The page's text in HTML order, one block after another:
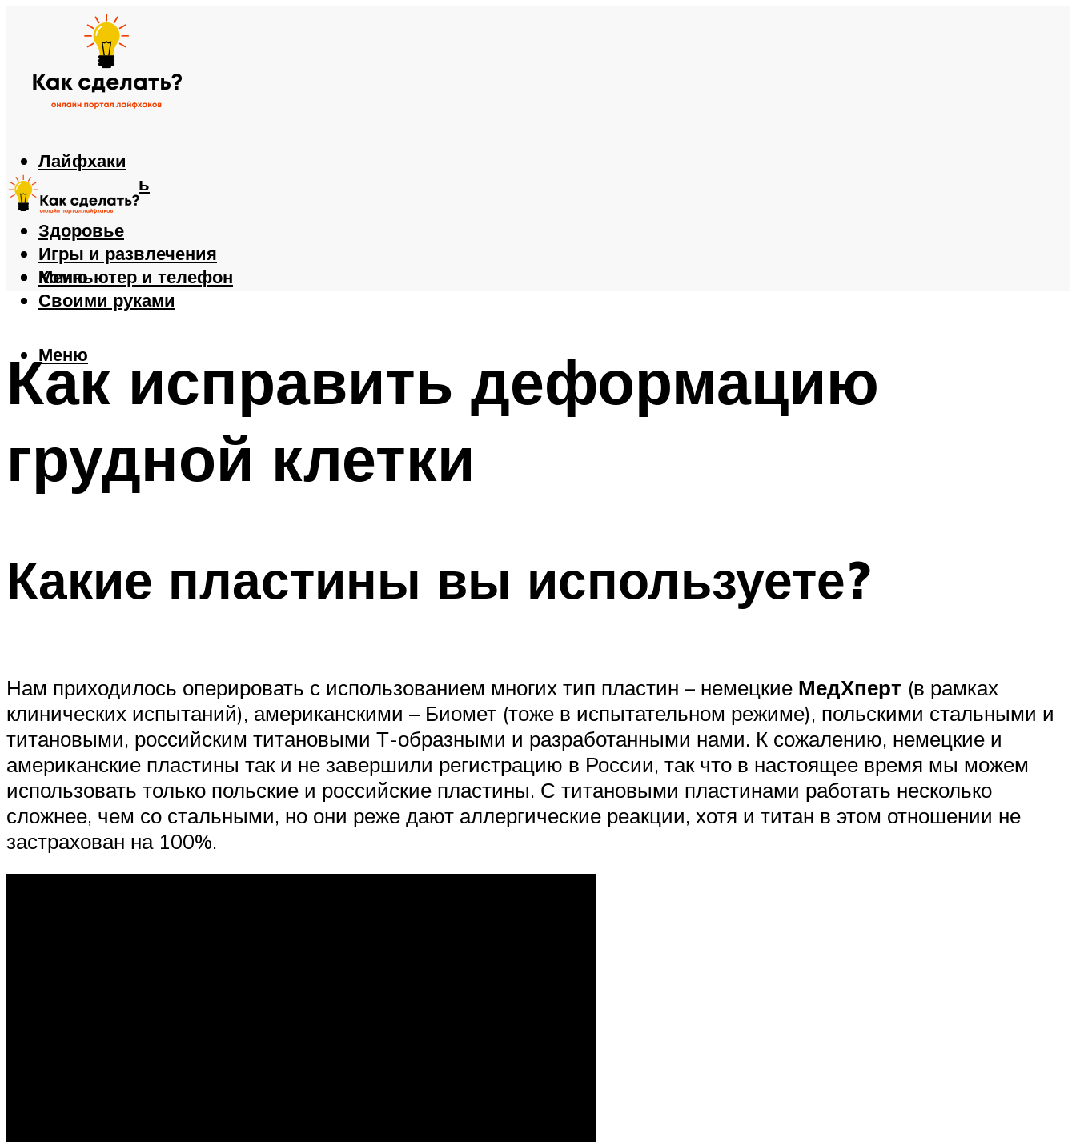
Лайфхаки
Автомобиль
Еда
Здоровье
Игры и развлечения
Компьютер и телефон
Своими руками
Меню
Меню
Как исправить деформацию
грудной клетки
Какие пластины вы используете?
Нам приходилось оперировать с использованием многих тип пластин – немецкие МедХперт (в рамках
клинических испытаний), американскими – Биомет (тоже в испытательном режиме), польскими стальными и
титановыми, российским титановыми Т-образными и разработанными нами. К сожалению, немецкие и
американские пластины так и не завершили регистрацию в России, так что в настоящее время мы можем
использовать только польские и российские пластины. С титановыми пластинами работать несколько
сложнее, чем со стальными, но они реже дают аллергические реакции, хотя и титан в этом отношении не
застрахован на 100%.